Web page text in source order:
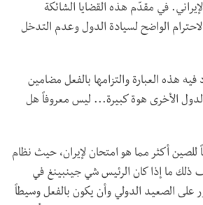
في مقدّم هذه القضايا الشائكة
الواضح لسيادة الدول وعدم التدخل
فيه هذه العبارة والتزامها بالفعل مضامين
الأخرى هوة كبيرة... ليس معروفاً هل
للصين أكثر مما هو امتحان لإيران، حيث نظام
ما إذا كان الرئيس شي جينبينغ في
الصعيد الدولي وأن يكون بالفعل وسيطاً